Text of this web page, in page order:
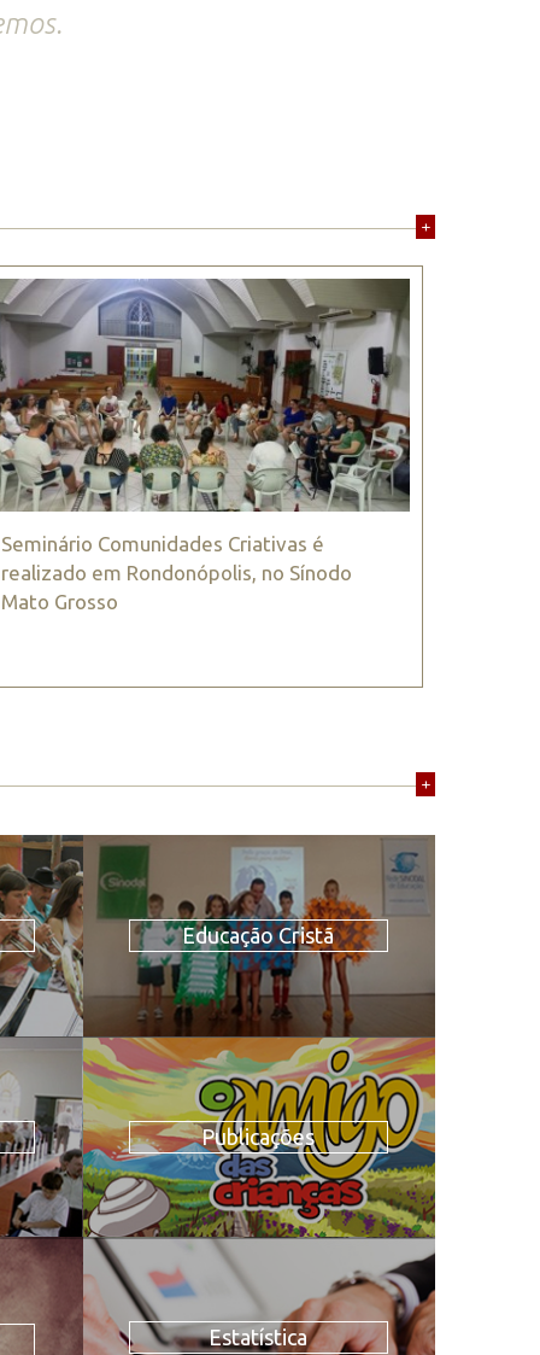
+
Seminário Comunidades Criativas é
realizado em Rondonópolis, no Sínodo
Mato Grosso
+
Educação Cristã
Publicações
Estatística